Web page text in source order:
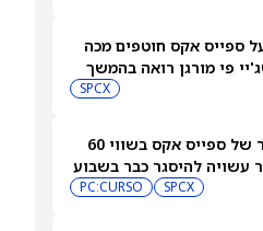
ספייס אקס חוטפים מכה
פי מורגן רואה בהמשך
SPCX
עסקת קורסור של ספייס אקס בשווי 60
עשויה להיסגר כבר בשבוע
SPCX
PC:CURSO